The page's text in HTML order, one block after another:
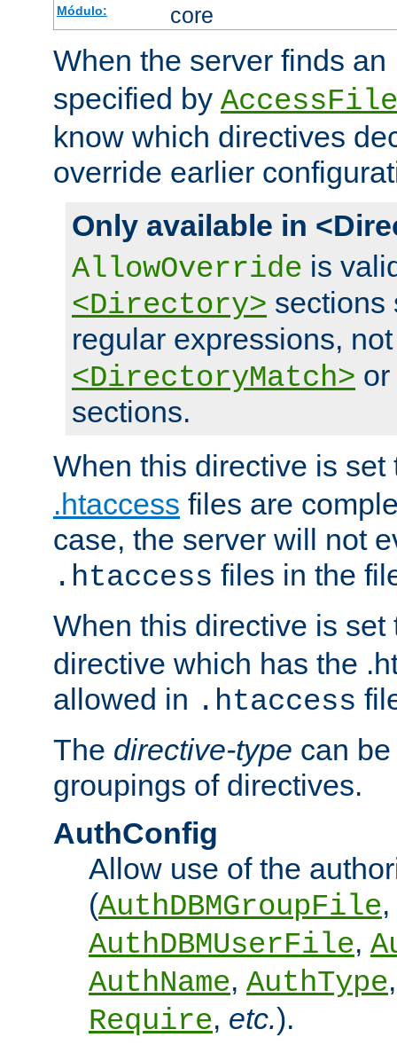
Módulo: core
When the server finds an
specified by
know which directives
override earlier
Only available in
AllowOverride is
<Directory> sections
regular expressions,
<DirectoryMatch> or
sections.
When this directive is
.htaccess files are
case, the server will not
.htaccess files in the
When this directive is
directive which has the
allowed in .htaccess
The directive-type can
groupings of directives.
AuthConfig
Allow use of the
(AuthDBMGroupFile,
AuthDBMUserFile,
AuthName, AuthType
Require, etc.).